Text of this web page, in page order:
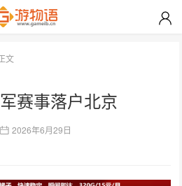
文
赛事落户北京
2026年6月29日